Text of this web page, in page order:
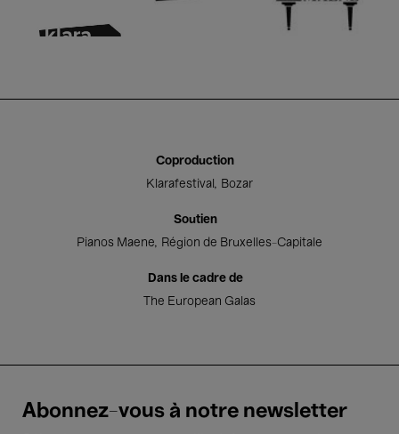
Coproduction
Klarafestival Bozar
Soutien
Pianos Maene Région de Bruxelles-Capitale
Dans le cadre de
The European Galas
Abonnez-vous à notre newsletter